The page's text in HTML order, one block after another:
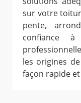
sur votre
pente,
confiance à
les origines
façon rapide